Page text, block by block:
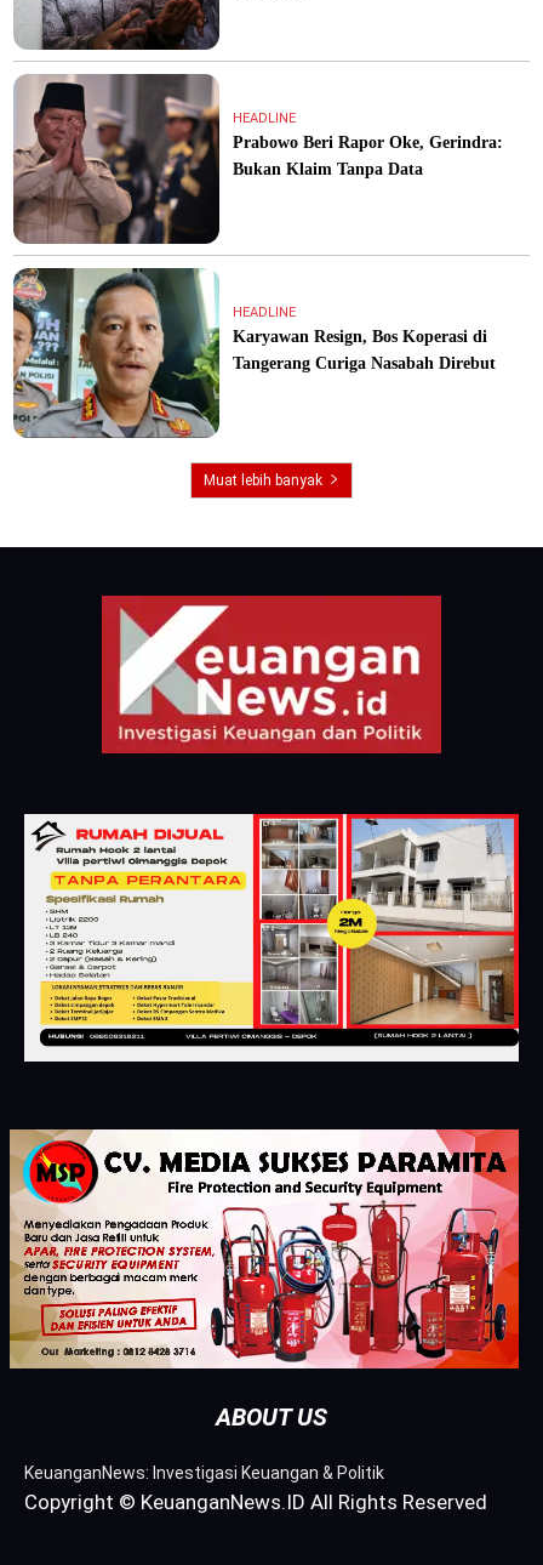
HEADLINE
Prabowo Beri Rapor Oke, Gerindra:
Bukan Klaim Tanpa Data
HEADLINE
Karyawan Resign, Bos Koperasi di
Tangerang Curiga Nasabah Direbut
Muat lebih banyak
ABOUT US
KeuanganNews: Investigasi Keuangan & Politik
Copyright © KeuanganNews.ID All Rights Reserved